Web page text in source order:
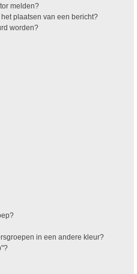
melden?
plaatsen van een bericht?
worden?
in een andere kleur?